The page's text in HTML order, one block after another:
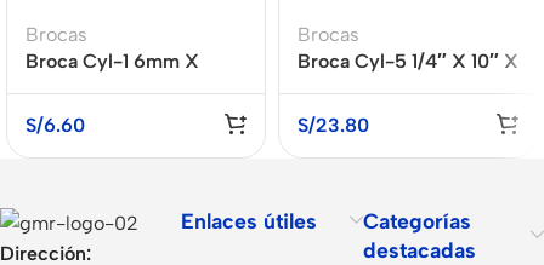
Brocas
Broca Cyl-1 6mm X
S/6.60
Brocas
Broca Cyl-5 1/4″ X 10″ X
S/23.80
Dirección:
Enlaces útiles
Categorías
destacadas